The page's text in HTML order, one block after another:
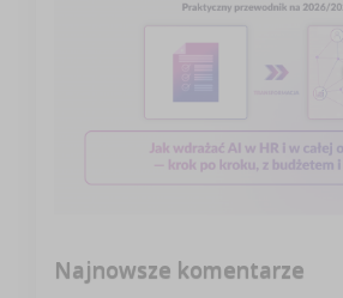
Najnowsze komentarze